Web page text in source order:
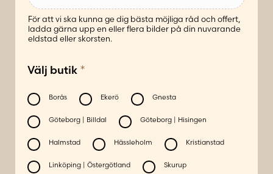
För att vi ska kunna ge dig bästa möjliga råd och offert,
ladda gärna upp en eller flera bilder på din nuvarande
eldstad eller skorsten.
Välj butik *
Borås Ekerö Gnesta
Göteborg | Billdal Göteborg | Hisingen
Halmstad Hässleholm Kristianstad
Linköping | Östergötland Skurup